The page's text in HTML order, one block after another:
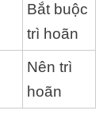
Bắt buộc
trì hoãn
Nên trì
hoãn